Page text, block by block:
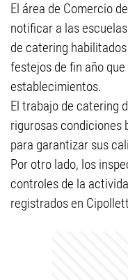
El área de Comercio
notificar a las
de catering
festejos de fin año
establecimientos.
El trabajo de catering
rigurosas condiciones
para garantizar sus
Por otro lado, los
controles de la
registrados en